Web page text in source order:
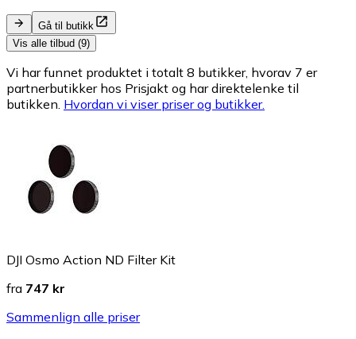
Gå til butikk
Vis alle tilbud (9)
Vi har funnet produktet i totalt 8 butikker, hvorav 7 er
partnerbutikker hos Prisjakt og har direktelenke til
butikken. Hvordan vi viser priser og butikker.
DJI Osmo Action ND Filter Kit
fra 747 kr
Sammenlign alle priser